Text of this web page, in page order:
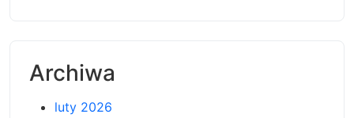
Archiwa
luty 2026